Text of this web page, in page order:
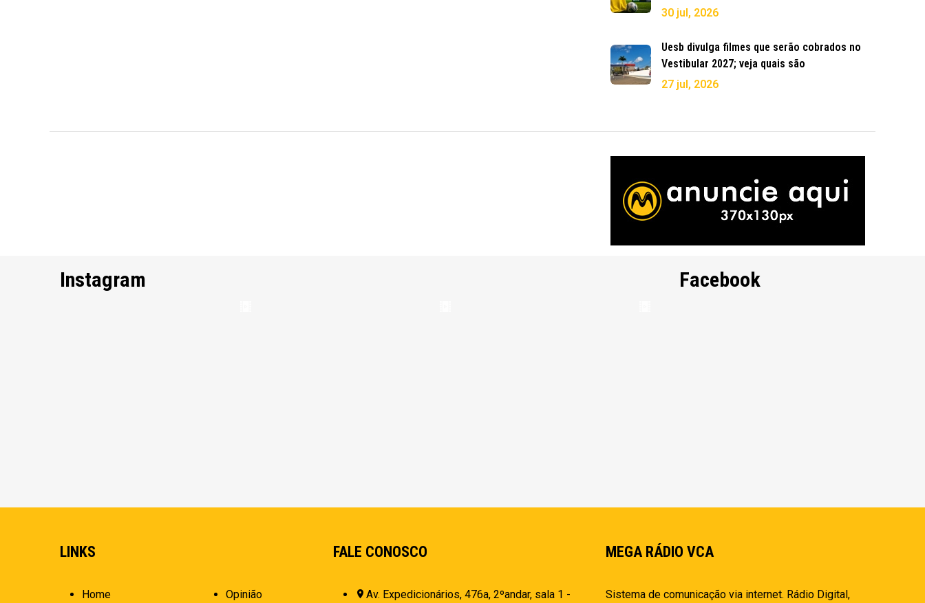
30 jul, 2026
Uesb divulga filmes que serão cobrados no
Vestibular 2027; veja quais são
27 jul, 2026
Instagram Facebook
LINKS
Home Opinião
FALE CONOSCO
Av. Expedicionários, 476a, 2ºandar, sala 1 -
MEGA RÁDIO VCA
Sistema de comunicação via internet. Rádio Digital,